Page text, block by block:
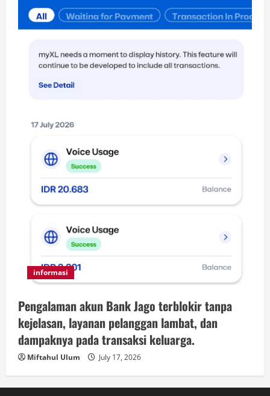
informasi
Pengalaman akun Bank Jago terblokir tanpa
kejelasan, layanan pelanggan lambat, dan
dampaknya pada transaksi keluarga.
Miftahul Ulum July 17, 2026